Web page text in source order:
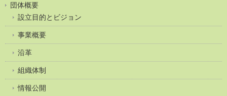
団体概要
設立目的とビジョン
事業概要
沿革
組織体制
情報公開